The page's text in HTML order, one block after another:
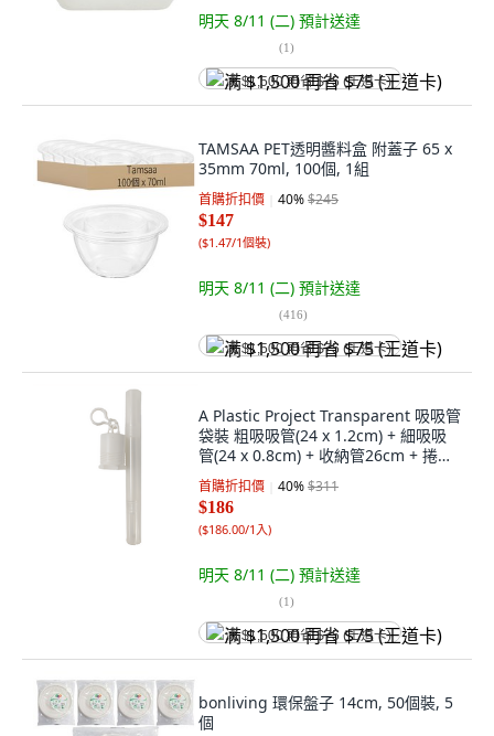
明天 8/11 (二) 預計送達
(1)
满 $1,500 再省 $75 (王道卡)
TAMSAA PET透明醬料盒 附蓋子 65 x
35mm 70ml, 100個, 1組
首購折扣價 40%$245
$147
($1.47/1個裝)
明天 8/11 (二) 預計送達
(416)
满 $1,500 再省 $75 (王道卡)
A Plastic Project Transparent 吸吸管
袋裝 粗吸吸管(24 x 1.2cm) + 細吸吸
管(24 x 0.8cm) + 收納管26cm + 捲捲
罐(7 x 4cm) 白色捲捲罐, 1組, 1袋
首購折扣價 40%$311
$186
($186.00/1入)
明天 8/11 (二) 預計送達
(1)
满 $1,500 再省 $75 (王道卡)
bonliving 環保盤子 14cm, 50個裝, 5
個